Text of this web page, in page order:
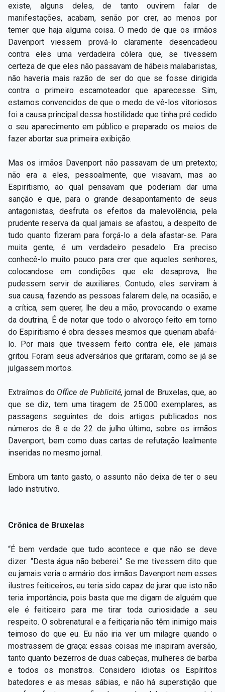
existe, alguns deles, de tanto ouvirem falar de
manifestações, acabam, senão por crer, ao menos por
temer que haja alguma coisa. O medo de que os irmãos
Davenport viessem prová-lo claramente desencadeou
contra eles uma verdadeira cólera que, se tivessem
certeza de que eles não passavam de hábeis malabaristas,
não haveria mais razão de ser do que se fosse dirigida
contra o primeiro escamoteador que aparecesse. Sim,
estamos convencidos de que o medo de vê-los vitoriosos
foi a causa principal dessa hostilidade que tinha pré cedido
o seu aparecimento em público e preparado os meios de
fazer abortar sua primeira exibição.
Mas os irmãos Davenport não passavam de um pretexto;
não era a eles, pessoalmente, que visavam, mas ao
Espiritismo, ao qual pensavam que poderiam dar uma
sanção e que, para o grande desapontamento de seus
antagonistas, desfruta os efeitos da malevolência, pela
prudente reserva da qual jamais se afastou, a despeito de
tudo quanto fizeram para forçá-lo a dela afastar-se. Para
muita gente, é um verdadeiro pesadelo. Era preciso
conhecê-lo muito pouco para crer que aqueles senhores,
colocandose em condições que ele desaprova, lhe
pudessem servir de auxiliares. Contudo, eles serviram à
sua causa, fazendo as pessoas falarem dele, na ocasião, e
a crítica, sem querer, lhe deu a mão, provocando o exame
da doutrina, É de notar que todo o alvoroço feito em torno
do Espiritismo é obra desses mesmos que queriam abafá-
lo. Por mais que tivessem feito contra ele, ele jamais
gritou. Foram seus adversários que gritaram, como se já se
julgassem mortos.
Extraímos do Office de Publicité,jornal de Bruxelas, que, ao
que se diz, tem uma tiragem de 25.000 exemplares, as
passagens seguintes de dois artigos publicados nos
números de 8 e de 22 de julho último, sobre os irmãos
Davenport, bem como duas cartas de refutação lealmente
inseridas no mesmo jornal.
Embora um tanto gasto, o assunto não deixa de ter o seu
lado instrutivo.
Crônica de Bruxelas
“É bem verdade que tudo acontece e que não se deve
dizer: “Desta água não beberei.” Se me tivessem dito que
eu jamais veria o armário dos irmãos Davenport nem esses
ilustres feiticeiros, eu teria sido capaz de jurar que isto não
teria importância, pois basta que me digam de alguém que
ele é feiticeiro para me tirar toda curiosidade a seu
respeito. O sobrenatural e a feitiçaria não têm inimigo mais
teimoso do que eu. Eu não iria ver um milagre quando o
mostrassem de graça: essas coisas me inspiram aversão,
tanto quanto bezerros de duas cabeças, mulheres de barba
e todos os monstros. Considero idiotas os Espíritos
batedores e as mesas sábias, e não há superstição que